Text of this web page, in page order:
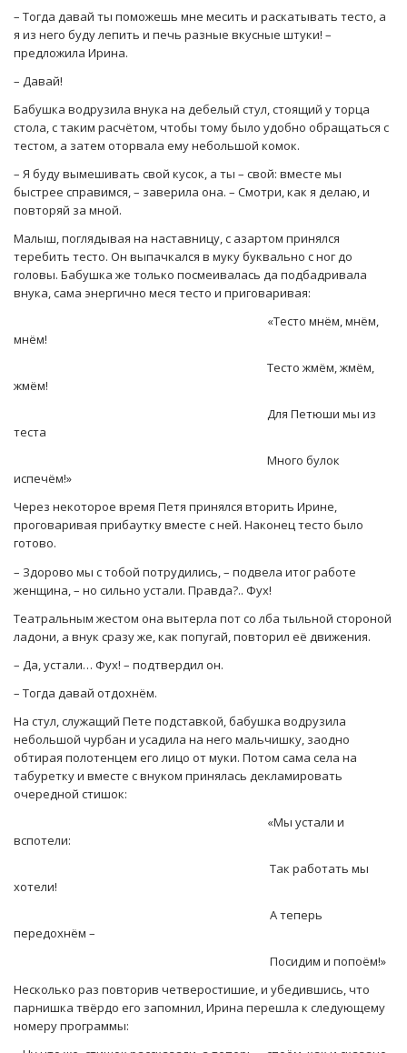
– Тогда давай ты поможешь мне месить и раскатывать тесто, а
я из него буду лепить и печь разные вкусные штуки! –
предложила Ирина.
– Давай!
Бабушка водрузила внука на дебелый стул, стоящий у торца
стола, с таким расчётом, чтобы тому было удобно обращаться с
тестом, а затем оторвала ему небольшой комок.
– Я буду вымешивать свой кусок, а ты – свой: вместе мы
быстрее справимся, – заверила она. – Смотри, как я делаю, и
повторяй за мной.
Малыш, поглядывая на наставницу, с азартом принялся
теребить тесто. Он выпачкался в муку буквально с ног до
головы. Бабушка же только посмеивалась да подбадривала
внука, сама энергично меся тесто и приговаривая:
«Тесто мнём, мнём,
мнём!
Тесто жмём, жмём,
жмём!
Для Петюши мы из
теста
Много булок
испечём!»
Через некоторое время Петя принялся вторить Ирине,
проговаривая прибаутку вместе с ней. Наконец тесто было
готово.
– Здорово мы с тобой потрудились, – подвела итог работе
женщина, – но сильно устали. Правда?.. Фух!
Театральным жестом она вытерла пот со лба тыльной стороной
ладони, а внук сразу же, как попугай, повторил её движения.
– Да, устали… Фух! – подтвердил он.
– Тогда давай отдохнём.
На стул, служащий Пете подставкой, бабушка водрузила
небольшой чурбан и усадила на него мальчишку, заодно
обтирая полотенцем его лицо от муки. Потом сама села на
табуретку и вместе с внуком принялась декламировать
очередной стишок:
«Мы устали и
вспотели:
Так работать мы
хотели!
А теперь
передохнём –
Посидим и попоём!»
Несколько раз повторив четверостишие, и убедившись, что
парнишка твёрдо его запомнил, Ирина перешла к следующему
номеру программы: